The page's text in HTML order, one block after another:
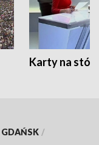
Karty na
GDAŃSK /